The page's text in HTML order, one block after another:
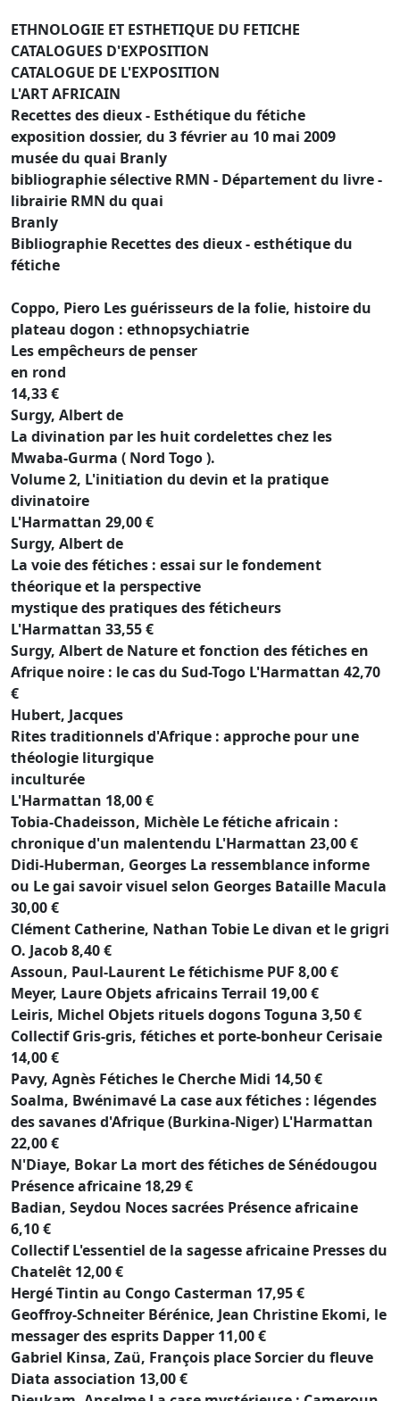
ETHNOLOGIE ET ESTHETIQUE DU FETICHE
CATALOGUES D'EXPOSITION
CATALOGUE DE L'EXPOSITION
L'ART AFRICAIN
Recettes des dieux - Esthétique du fétiche
exposition dossier, du 3 février au 10 mai 2009
musée du quai Branly
bibliographie sélective RMN - Département du livre -
librairie RMN du quai
Branly
Bibliographie Recettes des dieux - esthétique du
fétiche
Coppo, Piero Les guérisseurs de la folie, histoire du
plateau dogon : ethnopsychiatrie
Les empêcheurs de penser
en rond
14,33 €
Surgy, Albert de
La divination par les huit cordelettes chez les
Mwaba-Gurma ( Nord Togo ).
Volume 2, L'initiation du devin et la pratique
divinatoire
L'Harmattan 29,00 €
Surgy, Albert de
La voie des fétiches : essai sur le fondement
théorique et la perspective
mystique des pratiques des féticheurs
L'Harmattan 33,55 €
Surgy, Albert de Nature et fonction des fétiches en
Afrique noire : le cas du Sud-Togo L'Harmattan 42,70
€
Hubert, Jacques
Rites traditionnels d'Afrique : approche pour une
théologie liturgique
inculturée
L'Harmattan 18,00 €
Tobia-Chadeisson, Michèle Le fétiche africain :
chronique d'un malentendu L'Harmattan 23,00 €
Didi-Huberman, Georges La ressemblance informe
ou Le gai savoir visuel selon Georges Bataille Macula
30,00 €
Clément Catherine, Nathan Tobie Le divan et le grigri
O. Jacob 8,40 €
Assoun, Paul-Laurent Le fétichisme PUF 8,00 €
Meyer, Laure Objets africains Terrail 19,00 €
Leiris, Michel Objets rituels dogons Toguna 3,50 €
Collectif Gris-gris, fétiches et porte-bonheur Cerisaie
14,00 €
Pavy, Agnès Fétiches le Cherche Midi 14,50 €
Soalma, Bwénimavé La case aux fétiches : légendes
des savanes d'Afrique (Burkina-Niger) L'Harmattan
22,00 €
N'Diaye, Bokar La mort des fétiches de Sénédougou
Présence africaine 18,29 €
Badian, Seydou Noces sacrées Présence africaine
6,10 €
Collectif L'essentiel de la sagesse africaine Presses du
Chatelêt 12,00 €
Hergé Tintin au Congo Casterman 17,95 €
Geoffroy-Schneiter Bérénice, Jean Christine Ekomi, le
messager des esprits Dapper 11,00 €
Gabriel Kinsa, Zaü, François place Sorcier du fleuve
Diata association 13,00 €